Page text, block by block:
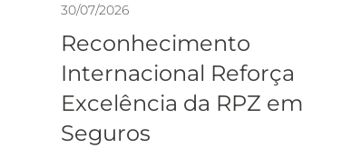
30/07/2026
Reconhecimento
Internacional Reforça
Excelência da RPZ em
Seguros